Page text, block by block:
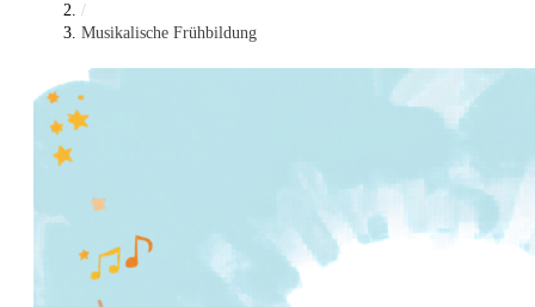
/
Musikalische Frühbildung